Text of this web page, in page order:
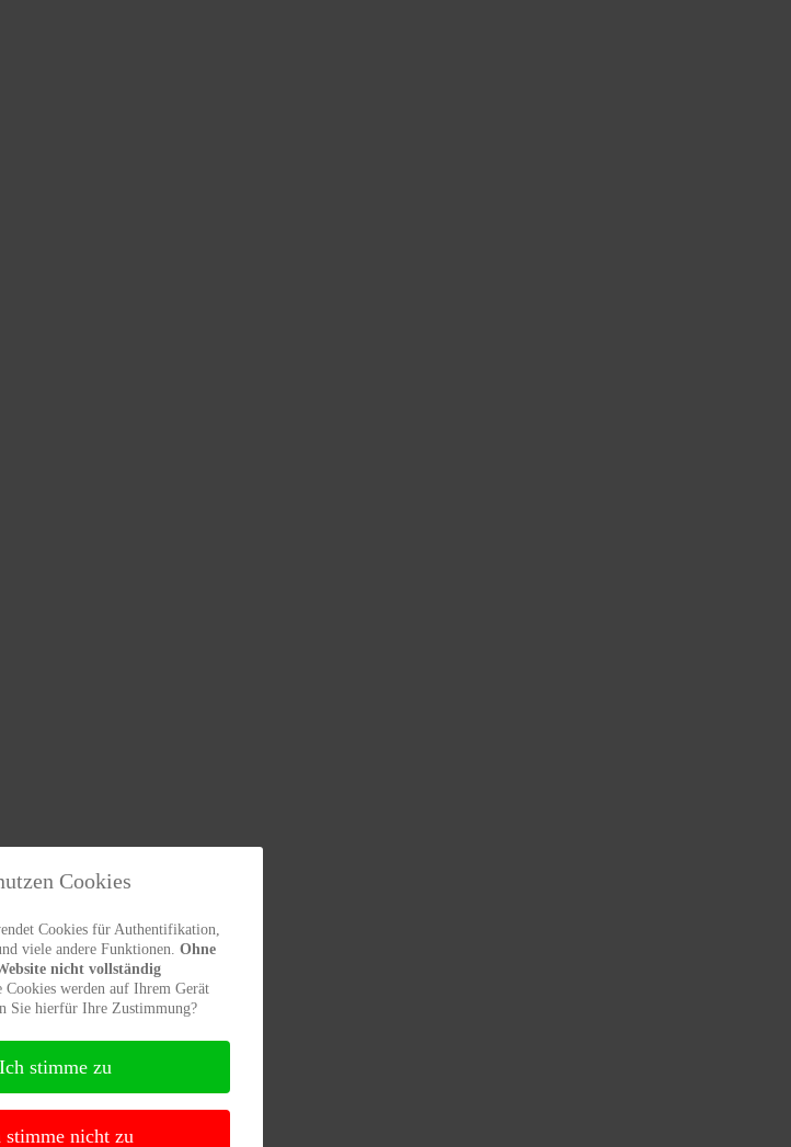
Cookies
Cookies für Authentifikation,
viele andere Funktionen. Ohne
nicht vollständig
Cookies werden auf Ihrem Gerät
Sie hierfür Ihre Zustimmung?
Ich stimme zu
stimme nicht zu